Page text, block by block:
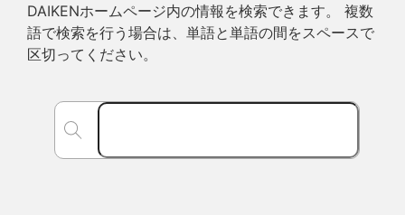
DAIKENホームページ内の情報を検索できます。 複数
語で検索を行う場合は、単語と単語の間をスペースで
区切ってください。